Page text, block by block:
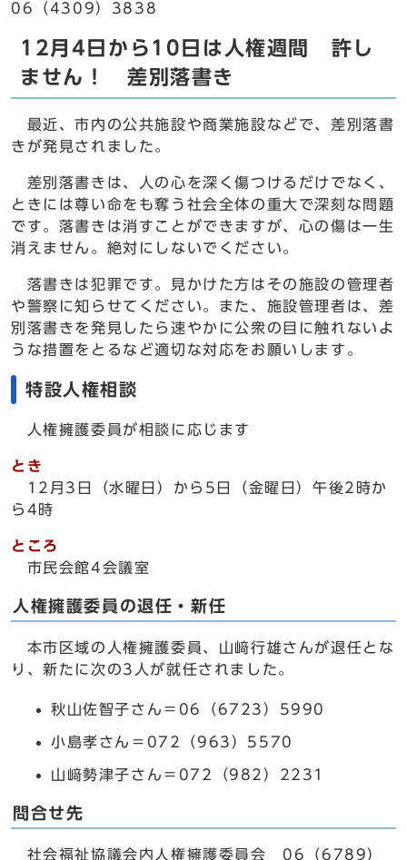
06（4309）3838
12月4日から10日は人権週間 許し
ません！ 差別落書き
最近、市内の公共施設や商業施設などで、差別落書
きが発見されました。
差別落書きは、人の心を深く傷つけるだけでなく、
ときには尊い命をも奪う社会全体の重大で深刻な問題
です。落書きは消すことができますが、心の傷は一生
消えません。絶対にしないでください。
落書きは犯罪です。見かけた方はその施設の管理者
や警察に知らせてください。また、施設管理者は、差
別落書きを発見したら速やかに公衆の目に触れないよ
うな措置をとるなど適切な対応をお願いします。
特設人権相談
人権擁護委員が相談に応じます
とき
12月3日（水曜日）から5日（金曜日）午後2時か
ら4時
ところ
市民会館4会議室
人権擁護委員の退任・新任
本市区域の人権擁護委員、山﨑行雄さんが退任とな
り、新たに次の3人が就任されました。
秋山佐智子さん＝06（6723）5990
小島孝さん＝072（963）5570
山﨑勢津子さん＝072（982）2231
問合せ先
社会福祉協議会内人権擁護委員会 06（6789）